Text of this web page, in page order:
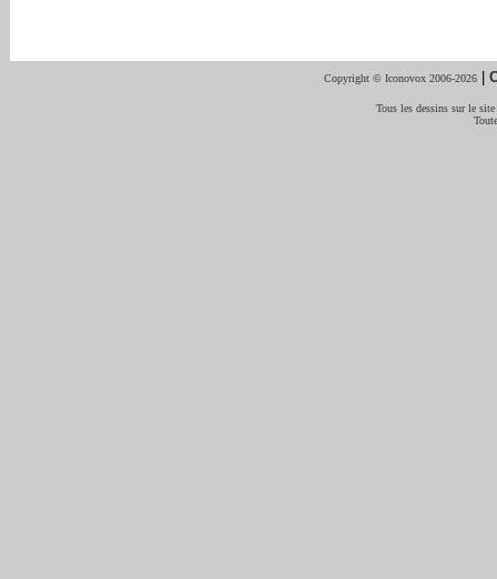
Copyright © Iconovox 2006-2026 |
Tous les dessins sur le